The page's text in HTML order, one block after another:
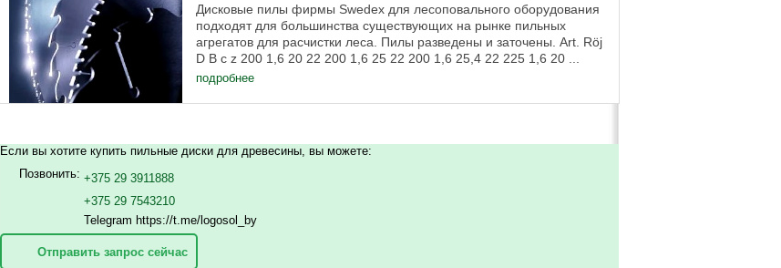
Дисковые пилы фирмы Swedex для лесоповального оборудования
подходят для большинства существующих на рынке пильных
агрегатов для расчистки леса. Пилы разведены и заточены. Art. Röj
D B с z 200 1,6 20 22 200 1,6 25 22 200 1,6 25,4 22 225 1,6 20 ...
подробнее
Если вы хотите купить пильные диски для древесины, вы можете:
Позвонить: +375 29 3911888
+375 29 7543210
Telegram https://t.me/logosol_by
Отправить запрос сейчас